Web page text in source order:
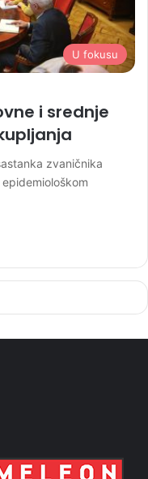
U fokusu
i srednje
zvaničnika